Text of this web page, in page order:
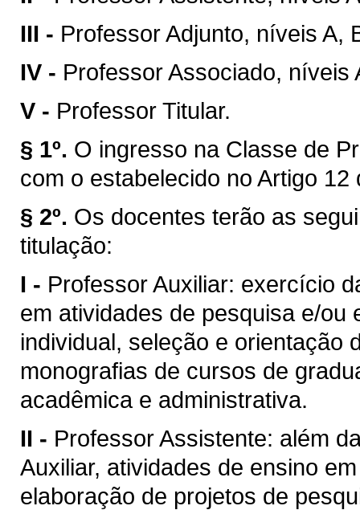
III - Professor Adjunto, níveis A,
IV - Professor Associado, níveis
V - Professor Titular.
§ 1º. O ingresso na Classe de
com o estabelecido no Artigo 12
§ 2º. Os docentes terão as
titulação:
I - Professor Auxiliar: exercício
em atividades de pesquisa e/
individual, seleção e orientação
monografias de cursos de
acadêmica e administrativa.
II - Professor Assistente: além
Auxiliar, atividades de ensino
elaboração de projetos de